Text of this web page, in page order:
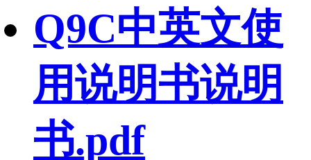
Q9C中英文使
用说明书说明
书.pdf